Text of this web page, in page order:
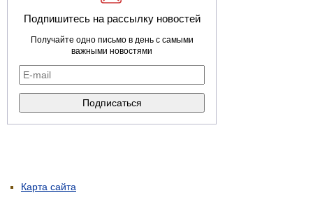
Подпишитесь на рассылку новостей
Получайте одно письмо в день с самыми
важными новостями
Карта сайта